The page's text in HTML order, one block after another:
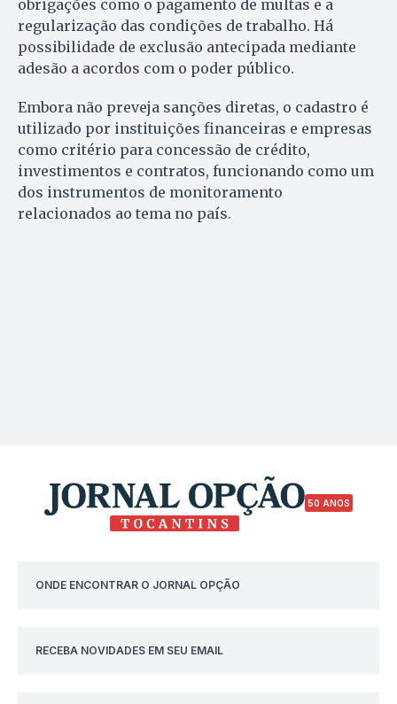
obrigações como o pagamento de multas e a
regularização das condições de trabalho. Há
possibilidade de exclusão antecipada mediante
adesão a acordos com o poder público.
Embora não preveja sanções diretas, o cadastro é
utilizado por instituições financeiras e empresas
como critério para concessão de crédito,
investimentos e contratos, funcionando como um
dos instrumentos de monitoramento
relacionados ao tema no país.
50 ANOS
ONDE ENCONTRAR O JORNAL OPÇÃO
RECEBA NOVIDADES EM SEU EMAIL